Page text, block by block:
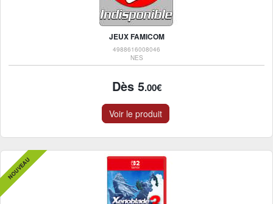
JEUX FAMICOM
4988616008046
NES
Dès 5.00€
Voir le produit
NOUVEAU